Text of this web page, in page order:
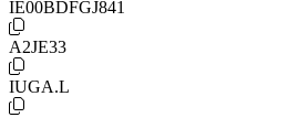
IE00BDFGJ841
A2JE33
IUGA.L